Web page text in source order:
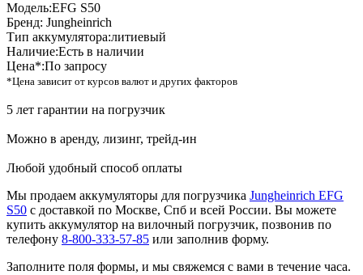
Модель:EFG S50
Бренд: Jungheinrich
Тип аккумулятора:литиевый
Наличие:Есть в наличии
Цена*:По запросу
*Цена зависит от курсов валют и других факторов
5 лет гарантии на погрузчик
Можно в аренду, лизинг, трейд-ин
Любой удобный способ оплаты
Мы продаем аккумуляторы для погрузчика Jungheinrich EFG
S50 с доставкой по Москве, Спб и всей России. Вы можете
купить аккумулятор на вилочный погрузчик, позвонив по
телефону 8-800-333-57-85 или заполнив форму.
Заполните поля формы, и мы свяжемся с вами в течение часа.